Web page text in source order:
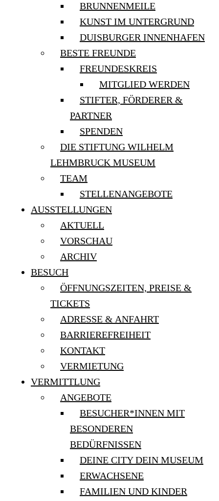
BRUNNENMEILE
KUNST IM UNTERGRUND
DUISBURGER INNENHAFEN
BESTE FREUNDE
FREUNDESKREIS
MITGLIED WERDEN
STIFTER, FÖRDERER &
PARTNER
SPENDEN
DIE STIFTUNG WILHELM
LEHMBRUCK MUSEUM
TEAM
STELLENANGEBOTE
AUSSTELLUNGEN
AKTUELL
VORSCHAU
ARCHIV
BESUCH
ÖFFNUNGSZEITEN, PREISE &
TICKETS
ADRESSE & ANFAHRT
BARRIEREFREIHEIT
KONTAKT
VERMIETUNG
VERMITTLUNG
ANGEBOTE
BESUCHER*INNEN MIT
BESONDEREN
BEDÜRFNISSEN
DEINE CITY DEIN MUSEUM
ERWACHSENE
FAMILIEN UND KINDER